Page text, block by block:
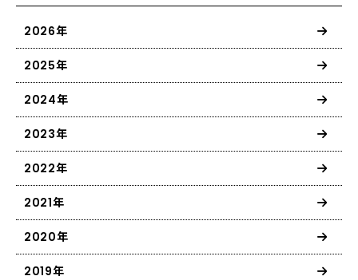
2026年
2025年
2024年
2023年
2022年
2021年
2020年
2019年